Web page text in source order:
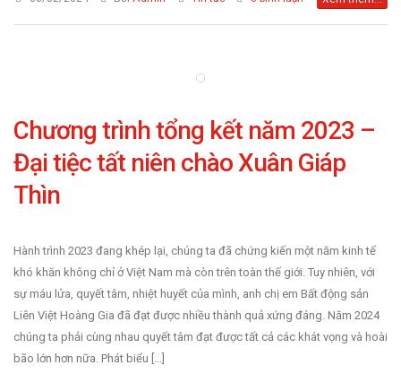
Chương trình tổng kết năm 2023 –
Đại tiệc tất niên chào Xuân Giáp
Thìn
Hành trình 2023 đang khép lại, chúng ta đã chứng kiến một năm kinh tế
khó khăn không chỉ ở Việt Nam mà còn trên toàn thế giới. Tuy nhiên, với
sự máu lửa, quyết tâm, nhiệt huyết của mình, anh chị em Bất động sản
Liên Việt Hoàng Gia đã đạt được nhiều thành quả xứng đáng. Năm 2024
chúng ta phải cùng nhau quyết tâm đạt được tất cả các khát vọng và hoài
bão lớn hơn nữa. Phát biểu [...]